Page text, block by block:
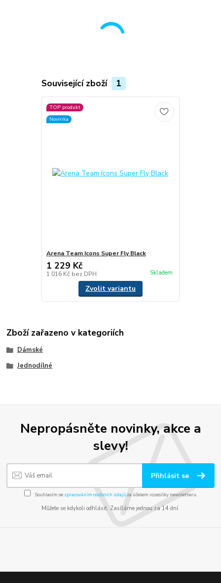
Související zboží 1
TOP produkt
Novinka
Arena Team Icons Super Fly Black
1 229 Kč
1 016 Kč bez DPH Skladem
Zvolit variantu
Zboží zařazeno v kategoriích
Dámské
Jednodílné
Nepropásněte novinky, akce a
slevy!
Přihlásit se
Souhlasím se zpracováním osobních údajůza účelem rozesílky newsletteru.
Můžete se kdykoli odhlásit. Zasíláme jednou za 14 dní.